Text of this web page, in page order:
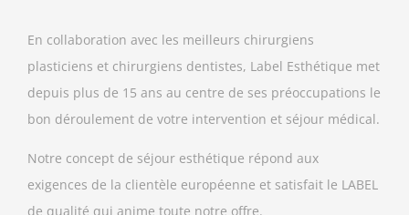
En collaboration avec les meilleurs chirurgiens
plasticiens et chirurgiens dentistes, Label Esthétique met
depuis plus de 15 ans au centre de ses préoccupations le
bon déroulement de votre intervention et séjour médical.
Notre concept de séjour esthétique répond aux
exigences de la clientèle européenne et satisfait le LABEL
de qualité qui anime toute notre offre.